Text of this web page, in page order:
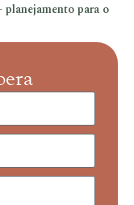
planejamento para o